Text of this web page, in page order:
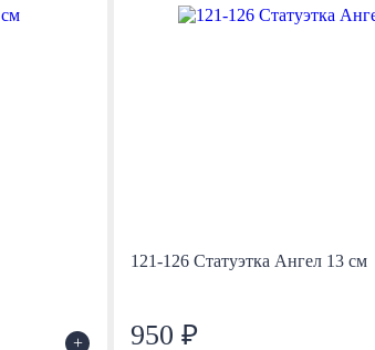
+
121-126 Статуэтка Ангел 13 см
950 ₽